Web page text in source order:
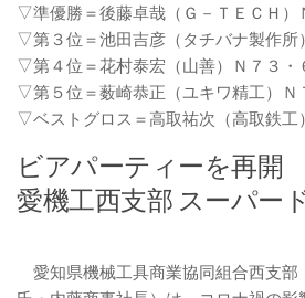
▽準優勝＝後藤卓哉（Ｇ－ＴＥＣＨ）
▽第３位＝池田吉彦（タチバナ製作所
▽第４位＝花村泰宏（山善）Ｎ７３・
▽第５位＝薮崎恭正（ユキワ精工）Ｎ
▽ベストグロス＝高取祐次（高取鉄工
ビアパーティーを再開
愛機工西支部 スーパー
愛知県機械工具商業協同組合西支部